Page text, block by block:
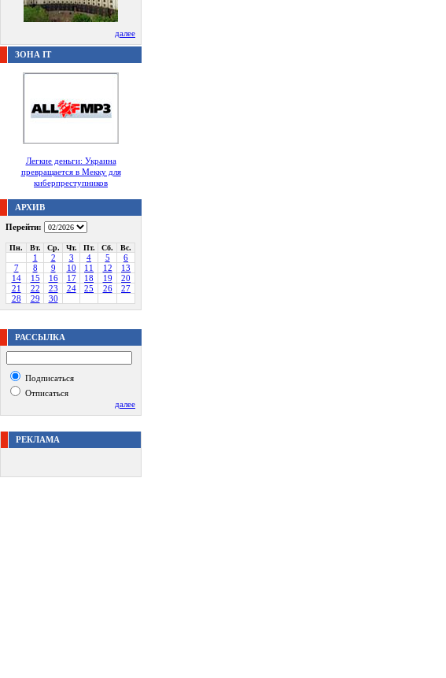
далее
ЗОНА IT
Легкие деньги: Украина
превращается в Мекку для
киберпреступников
АРХИВ
Перейти:
Пн. Вт. Ср. Чт. Пт. Сб. Вс.
1 2 3 4 5
6
7
8 9 10 11 12
13
14
15 16 17 18 19
20
21
22 23 24 25 26
27
28
29 30
РАССЫЛКА
Подписаться
Отписаться
далее
РЕКЛАМА